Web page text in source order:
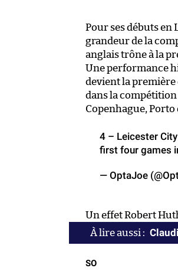
Pour ses débuts en
grandeur de la
anglais trône à la
Une performance
devient la première
dans la compétition
Copenhague, Porto
4 – Leicester
first four games
— OptaJoe
Un effet Robert
SO